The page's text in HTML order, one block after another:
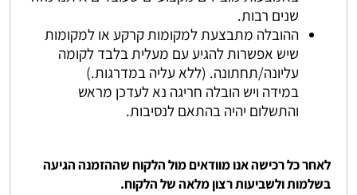
שנים רבות.
ההובלה מתבצעת למקומות קרקע או למקומות
שיש אפשרות להגיע עם מעלית בלבד לקומה
עליונה/תחתונה. (ללא עליה במדרגות.)
במידה ויש הובלה חריגה נא לעדכן מראש
והתשלום יהיה בהתאם לנסיבות.
לאחר כל רכישה אנו מוודאים מול הלקוח שההזמנה הגיעה
בשלמות ולשביעות רצון מלאה של הלקוח.